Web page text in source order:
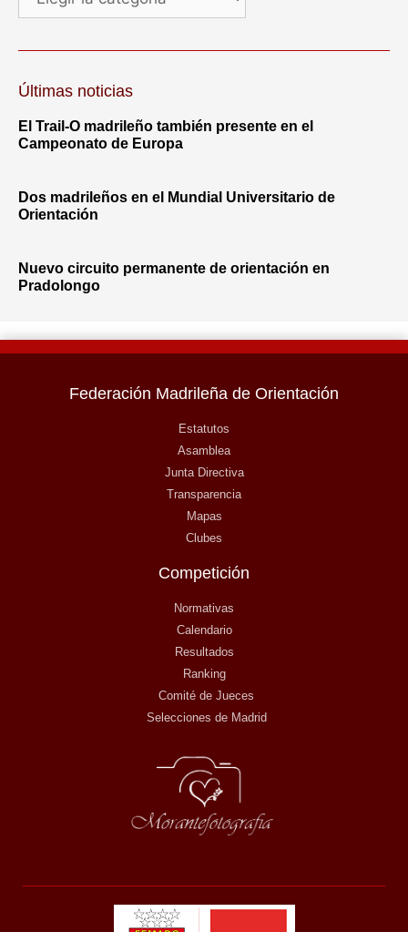
Últimas noticias
El Trail-O madrileño también presente en el
Campeonato de Europa
Dos madrileños en el Mundial Universitario de
Orientación
Nuevo circuito permanente de orientación en
Pradolongo
Federación Madrileña de Orientación
Estatutos
Asamblea
Junta Directiva
Transparencia
Mapas
Clubes
Competición
Normativas
Calendario
Resultados
Ranking
Comité de Jueces
Selecciones de Madrid